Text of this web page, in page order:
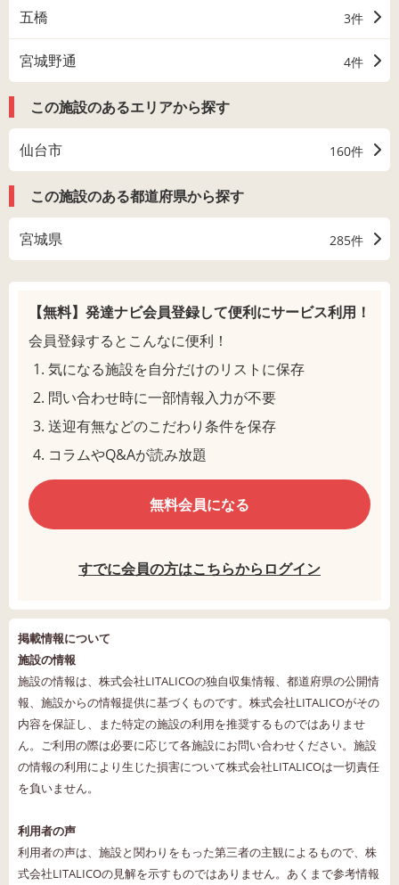
五橋 3件
宮城野通 4件
この施設のあるエリアから探す
仙台市 160件
この施設のある都道府県から探す
宮城県 285件
【無料】発達ナビ会員登録して便利にサービス利用！
会員登録するとこんなに便利！
気になる施設を自分だけのリストに保存
問い合わせ時に一部情報入力が不要
送迎有無などのこだわり条件を保存
コラムやQ&Aが読み放題
無料会員になる
すでに会員の方はこちらからログイン
掲載情報について
施設の情報
施設の情報は、株式会社LITALICOの独自収集情報、都道府県の公開情
報、施設からの情報提供に基づくものです。株式会社LITALICOがその
内容を保証し、また特定の施設の利用を推奨するものではありませ
ん。ご利用の際は必要に応じて各施設にお問い合わせください。施設
の情報の利用により生じた損害について株式会社LITALICOは一切責任
を負いません。
利用者の声
利用者の声は、施設と関わりをもった第三者の主観によるもので、株
式会社LITALICOの見解を示すものではありません。あくまで参考情報